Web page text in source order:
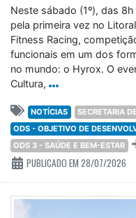
Neste sábado (1º), das
pela primeira vez no
Fitness Racing,
funcionais em um dos
no mundo: o Hyrox. O
Cultura,
NOTÍCIAS
SECRETARIA
ODS - OBJETIVO DE
ODS 3 - SAÚDE E BEM-ESTAR
PUBLICADO EM 28/07/2026